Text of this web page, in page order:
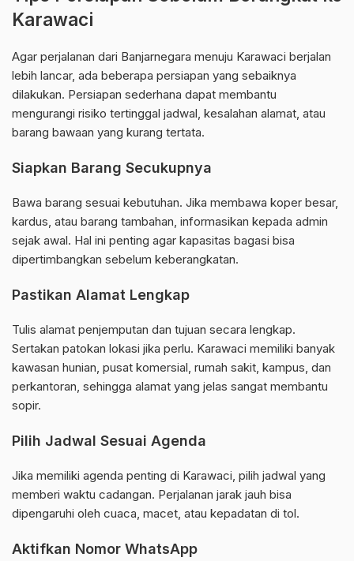
Karawaci
Agar perjalanan dari Banjarnegara menuju Karawaci berjalan
lebih lancar, ada beberapa persiapan yang sebaiknya
dilakukan. Persiapan sederhana dapat membantu
mengurangi risiko tertinggal jadwal, kesalahan alamat, atau
barang bawaan yang kurang tertata.
Siapkan Barang Secukupnya
Bawa barang sesuai kebutuhan. Jika membawa koper besar,
kardus, atau barang tambahan, informasikan kepada admin
sejak awal. Hal ini penting agar kapasitas bagasi bisa
dipertimbangkan sebelum keberangkatan.
Pastikan Alamat Lengkap
Tulis alamat penjemputan dan tujuan secara lengkap.
Sertakan patokan lokasi jika perlu. Karawaci memiliki banyak
kawasan hunian, pusat komersial, rumah sakit, kampus, dan
perkantoran, sehingga alamat yang jelas sangat membantu
sopir.
Pilih Jadwal Sesuai Agenda
Jika memiliki agenda penting di Karawaci, pilih jadwal yang
memberi waktu cadangan. Perjalanan jarak jauh bisa
dipengaruhi oleh cuaca, macet, atau kepadatan di tol.
Aktifkan Nomor WhatsApp